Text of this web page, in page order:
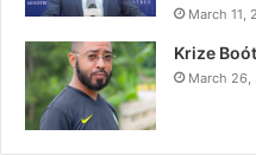
March 11,
Krize
March 26,